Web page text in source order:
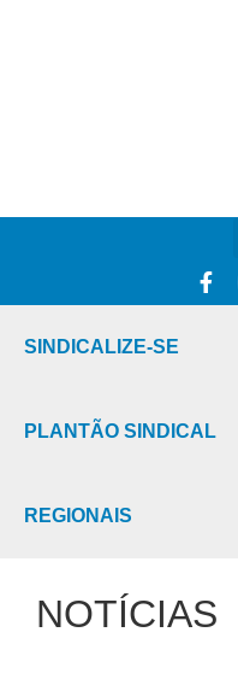
SINDICALIZE-SE
PLANTÃO SINDICAL
REGIONAIS
NOTÍCIAS